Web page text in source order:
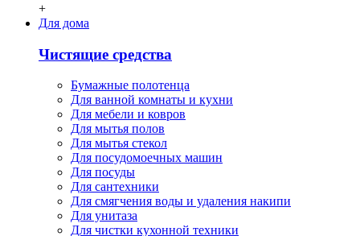
+
Для дома
Чистящие средства
Бумажные полотенца
Для ванной комнаты и кухни
Для мебели и ковров
Для мытья полов
Для мытья стекол
Для посудомоечных машин
Для посуды
Для сантехники
Для смягчения воды и удаления накипи
Для унитаза
Для чистки кухонной техники